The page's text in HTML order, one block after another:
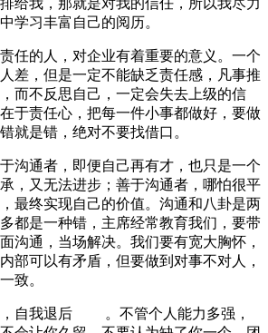
学习丰富自己的阅历。
任的人，对企业有着重要的意义。一个
差，但是一定不能缺乏责任感，凡事推
而不反思自己，一定会失去上级的信
于责任心，把每一件小事都做好，要做
就是错，绝对不要找借口。
沟通者，即便自己再有才，也只是一个
，又无法进步；善于沟通者，哪怕很平
最终实现自己的价值。沟通和八卦是两
都是一种错，主席经常教育我们，要带
沟通，当场解决。我们要有宽大胸怀，
部可以有矛盾，但要做到对事不对人，
致。
自我退后
。不管个人能力多强，